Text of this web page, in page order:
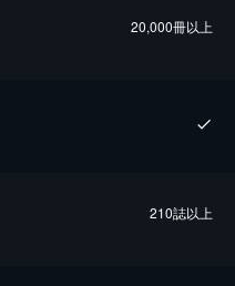
20,000冊以上
210誌以上